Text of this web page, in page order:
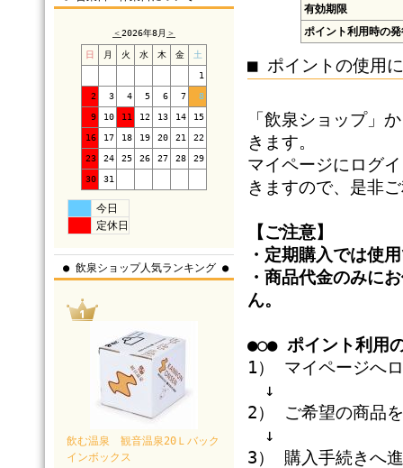
＜2026年8月 ＞
日 月 火 水 木 金 土
1
2 3 4 5 6 7 8
9 10 11 12 13 14 15
16 17 18 19 20 21 22
23 24 25 26 27 28 29
30 31
今日
定休日
● 飲泉ショップ人気ランキング ●
飲む温泉 観音温泉20Ｌバック
インボックス
有効期限
ポイント利用時の
■ ポイントの使用
「飲泉ショップ」
きます。
マイページにログ
きますので、是非
【ご注意】
・定期購入では使
・商品代金のみに
ん。
●○● ポイント利用
1） マイページへ
↓
2） ご希望の商品
↓
3） 購入手続きへ